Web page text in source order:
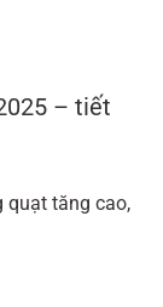
– tiết
quạt tăng cao,